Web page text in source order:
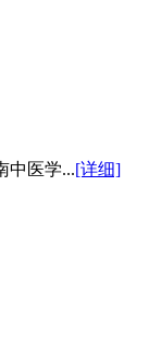
中医学...[详细]